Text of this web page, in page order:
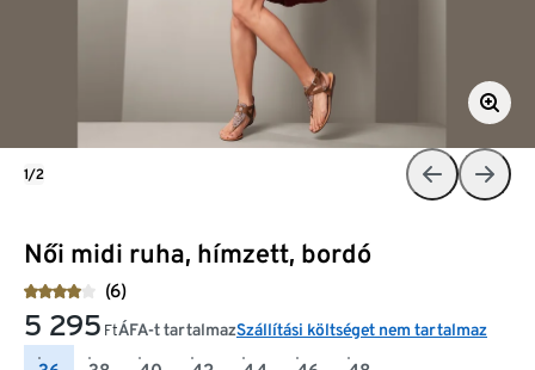
Női midi ruha, hímzett, bordó
(6)
5 295 FtÁFA-t tartalmazSzállítási költséget nem tartalmaz
1/2